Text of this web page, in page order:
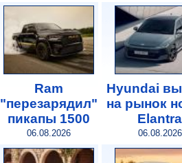
Ram
"перезарядил"
пикапы 1500
06.08.2026
Hyundai
на рынок
Elantra
06.08.2026